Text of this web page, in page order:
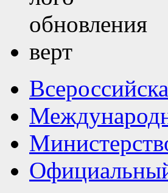
Официальный